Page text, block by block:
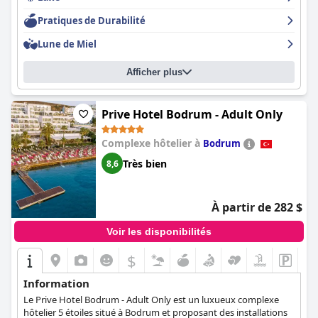
Pratiques de Durabilité
Lune de Miel
Afficher plus
Prive Hotel Bodrum - Adult Only
Complexe hôtelier à Bodrum
8,6 Très bien
À partir de 282 $
Voir les disponibilités
$
Information
Le Prive Hotel Bodrum - Adult Only est un luxueux complexe
hôtelier 5 étoiles situé à Bodrum et proposant des installations